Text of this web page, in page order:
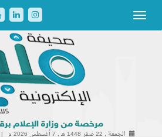
الجمعة , 22 صفر 1448 هـ , 7 أغسطس 2026 م |